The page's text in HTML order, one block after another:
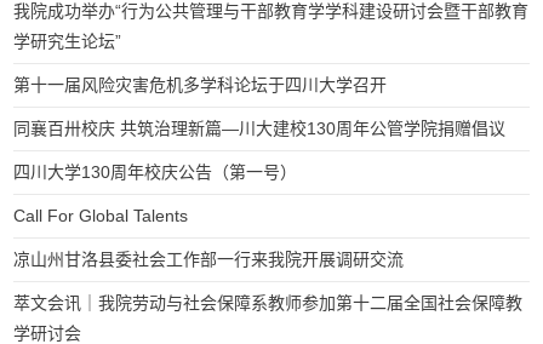
我院成功举办“行为公共管理与干部教育学学科建设研讨会暨干部教育
学研究生论坛”
第十一届风险灾害危机多学科论坛于四川大学召开
同襄百卅校庆 共筑治理新篇—川大建校130周年公管学院捐赠倡议
四川大学130周年校庆公告（第一号）
Call For Global Talents
凉山州甘洛县委社会工作部一行来我院开展调研交流
萃文会讯｜我院劳动与社会保障系教师参加第十二届全国社会保障教
学研讨会